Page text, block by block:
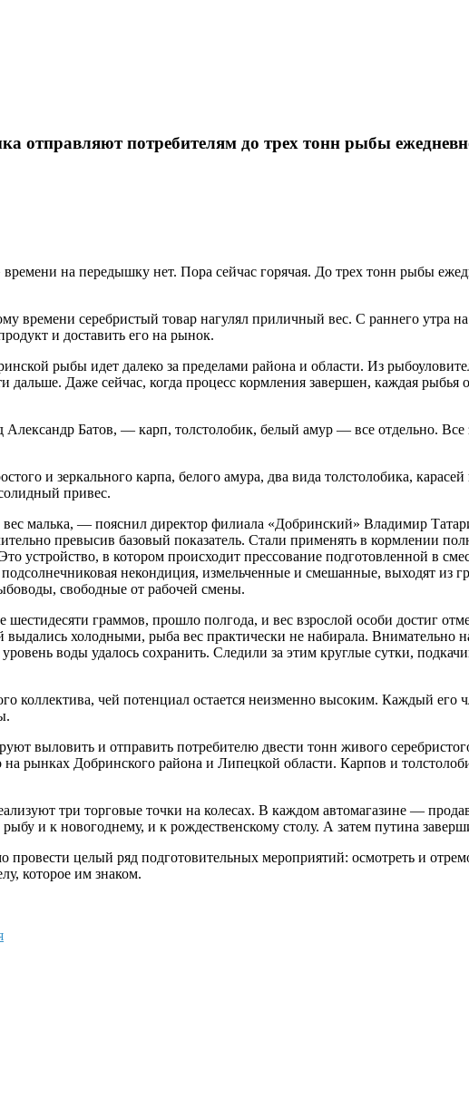
отправляют потребителям до трех тонн рыбы
на передышку нет. Пора сейчас горячая. До трех тонн рыбы
времени серебристый товар нагулял приличный вес. С раннего утра
и доставить его на рынок.
рыбы идет далеко за пределами района и области. Из
Даже сейчас, когда процесс кормления завершен, каждая рыбья
Батов, — карп, толстолобик, белый амур — все отдельно. Все
и зеркального карпа, белого амура, два вида толстолобика,
привес.
малька, — пояснил директор филиала «Добринский» Владимир
превысив базовый показатель. Стали применять в кормлении
устройство, в котором происходит прессование подготовленной в
некондиция, измельченные и смешанные, выходят из
свободные от рабочей смены.
граммов, прошло полгода, и вес взрослой особи достиг
холодными, рыба вес практически не набирала. Внимательно
воды удалось сохранить. Следили за этим круглые сутки,
коллектива, чей потенциал остается неизменно высоким. Каждый его
выловить и отправить потребителю двести тонн живого
рынках Добринского района и Липецкой области. Карпов и
три торговые точки на колесах. В каждом автомагазине —
и к новогоднему, и к рождественскому столу. А затем путина
целый ряд подготовительных мероприятий: осмотреть и
которое им знаком.